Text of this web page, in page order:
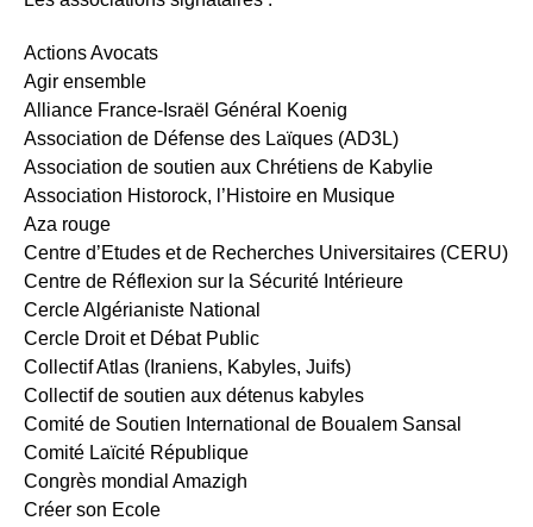
Actions Avocats
Agir ensemble
Alliance France-Israël Général Koenig
Association de Défense des Laïques (AD3L)
Association de soutien aux Chrétiens de Kabylie
Association Historock, l’Histoire en Musique
Aza rouge
Centre d’Etudes et de Recherches Universitaires (CERU)
Centre de Réflexion sur la Sécurité Intérieure
Cercle Algérianiste National
Cercle Droit et Débat Public
Collectif Atlas (Iraniens, Kabyles, Juifs)
Collectif de soutien aux détenus kabyles
Comité de Soutien International de Boualem Sansal
Comité Laïcité République
Congrès mondial Amazigh
Créer son Ecole